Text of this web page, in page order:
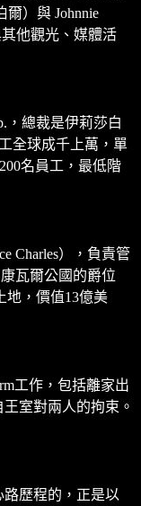
爾）與 Johnnie
他觀光、媒體活
，總裁是伊莉莎白
全球成千上萬，單
名員工，最低階
Charles），負責管
瓦爾公國的爵位
地，價值13億美
工作，包括­離家出
室對兩人的拘束。
歷程的，正是以